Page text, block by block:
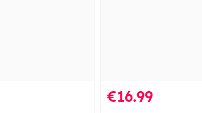
€16.99